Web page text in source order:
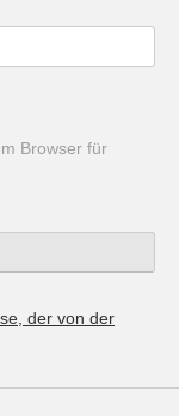
Browser für
der von der